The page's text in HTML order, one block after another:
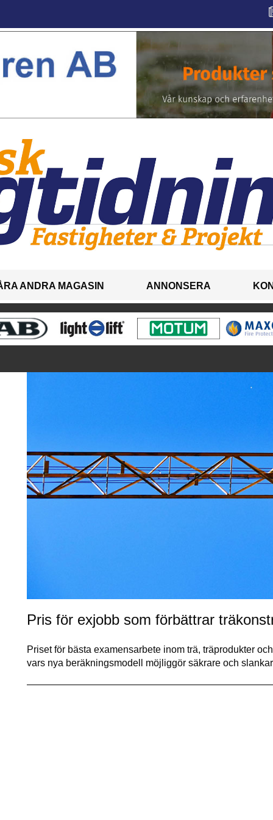
ANDRA MAGASIN ANNONSERA
Pris för exjobb som förbättrar
Priset för bästa examensarbete inom trä, träprodukter
vars nya beräkningsmodell möjliggör säkrare och